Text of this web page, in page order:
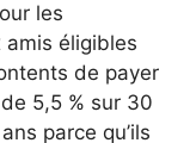
les
amis éligibles
de payer
5,5 % sur 30
parce qu’ils